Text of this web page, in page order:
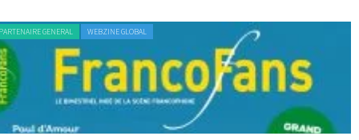
GENERAL WEBZINE GLOBAL